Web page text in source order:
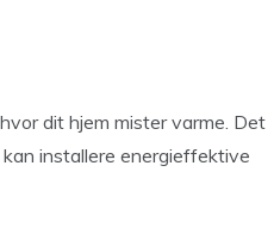
dit hjem mister varme. Det
installere energieffektive